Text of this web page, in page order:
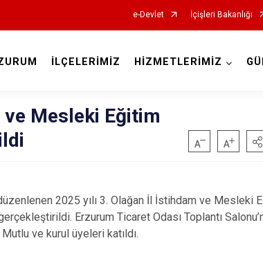
e-Devlet İçişleri Bakanlığı
İLÇELERİMİZ HİZMETLERİMİZ
ve Mesleki Eğitim
2025 yılı 3. Olağan İl İstihdam ve Mesleki
Erzurum Ticaret Odası Toplantı
ve kurul üyeleri katıldı.